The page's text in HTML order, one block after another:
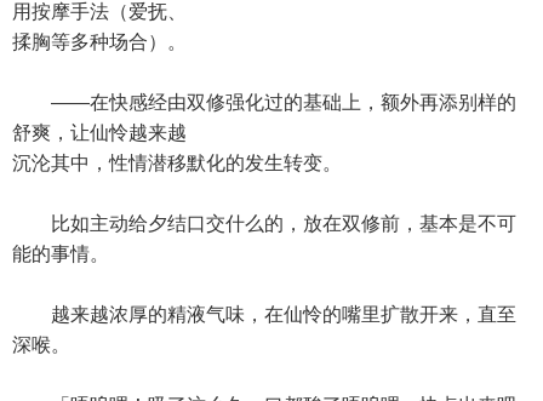
用按摩手法（爱抚、
揉胸等多种场合）。
——在快感经由双修强化过的基础上，额外再添别样的
舒爽，让仙怜越来越
沉沦其中，性情潜移默化的发生转变。
比如主动给夕结口交什么的，放在双修前，基本是不可
能的事情。
越来越浓厚的精液气味，在仙怜的嘴里扩散开来，直至
深喉。